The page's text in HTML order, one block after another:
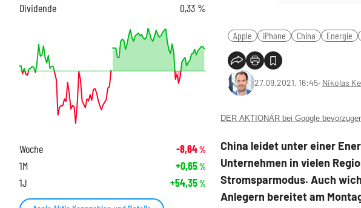
Apple iPhone China Energie
27.09.2021, 16:45‧ Nikolas
DER AKTIONÄR bei Google
China leidet unter einer
Unternehmen in vielen
Stromsparmodus. Auch
Anlegern bereitet am
Dividende
0,33 %
Woche -8,64%
1M +0,65%
1J +54,35%